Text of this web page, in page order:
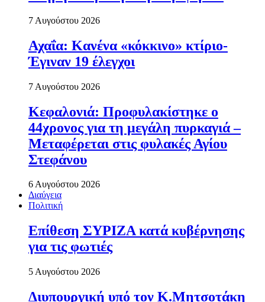
7 Αυγούστου 2026
Αχαΐα: Κανένα «κόκκινο» κτίριο-
Έγιναν 19 έλεγχοι
7 Αυγούστου 2026
Κεφαλονιά: Προφυλακίστηκε ο
44χρονος για τη μεγάλη πυρκαγιά –
Μεταφέρεται στις φυλακές Αγίου
Στεφάνου
6 Αυγούστου 2026
Διαύγεια
Πολιτική
Επίθεση ΣΥΡΙΖΑ κατά κυβέρνησης
για τις φωτιές
5 Αυγούστου 2026
Διυπουργική υπό τον Κ.Μητσοτάκη